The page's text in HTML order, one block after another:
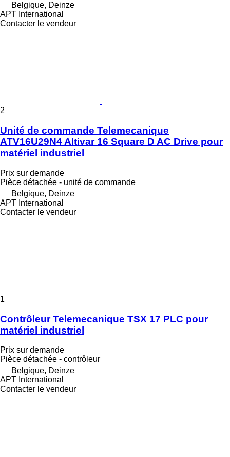
Belgique, Deinze
APT International
Contacter le vendeur
2
Unité de commande Telemecanique
ATV16U29N4 Altivar 16 Square D AC Drive pour
matériel industriel
Prix sur demande
Pièce détachée - unité de commande
Belgique, Deinze
APT International
Contacter le vendeur
1
Contrôleur Telemecanique TSX 17 PLC pour
matériel industriel
Prix sur demande
Pièce détachée - contrôleur
Belgique, Deinze
APT International
Contacter le vendeur